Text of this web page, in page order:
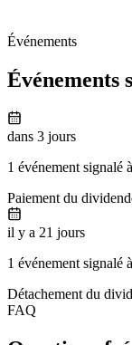
Événements
Événements
dans 3 jours
1 événement signalé
Paiement du
il y a 21 jours
1 événement signalé
Détachement du
FAQ